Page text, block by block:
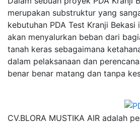
merupakan substruktur yang
kebutuhan PDA Test Kranji
akan menyalurkan beban dari
tanah keras sebagaimana
dalam pelaksanaan dan
benar benar matang dan tanpa
CV.BLORA MUSTIKA AIR adalah